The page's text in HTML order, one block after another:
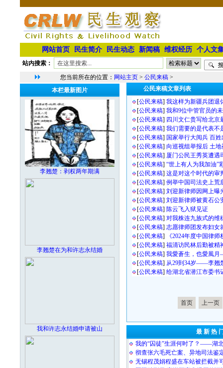
网站首页 民生简介 民生动态 新闻稿 维权经历 个人文
站内搜索：
您当前所在的位置： 网站主页 > 公民来稿 >
本栏最新图片
李翘楚：剥权两年期满
李翘楚在为和许志永结婚
我和许志永结婚申请被山
公民来稿文章列表
[公民来稿] 我这样为新疆兵团退
[公民来稿] 我和9位中管官员的
[公民来稿] 四川文仁贵写给北京
[公民来稿] 我们需要的是代表不
[公民来稿] 国家举行大阅兵 百
[公民来稿] 向巡视组举报后 土
[公民来稿] 厦门公民王秀英遭遇
[公民来稿] “世上有人为我加油”
[公民来稿] 这是对这个时代的审
[公民来稿] 例举中国司法史上荒
[公民来稿] 刘迎新律师因网上曝
[公民来稿] 刘迎新律师被黄石公
[公民来稿] 陈云飞入狱见证
[公民来稿] 对我株连九族式的维
[公民来稿] 志愿律师团发布妇女
[公民来稿]
《2024年度中国律
[公民来稿] 福清访民林后勤被精
[公民来稿] 我愛蒼生，也愛風
[公民来稿] 从29到34岁——李翘
[公民来稿] 给湖北省潜江市委书
首页 上一页
最 新 热
我的“囚徒”生涯何时了？——湖
彻查张六毛死亡案、异地司法鉴
无锡程茂娟程盛在车站被拦截并